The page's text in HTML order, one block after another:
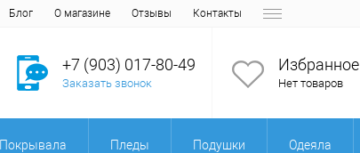
Блог О магазине Отзывы Контакты
+7 (903) 017-80-49
Заказать звонок
Избранное
Нет товаров
Покрывала Пледы Подушки Одеяла